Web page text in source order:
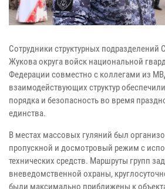
Сотрудники структурных подразделений
Жукова округа войск национальной
Федерации совместно с коллегами из
взаимодействующих структур
порядка и безопасность во время
единства.
В местах массовых гуляний был
пропускной и досмотровый режим с
технических средств. Маршруты групп
вневедомственной охраны,
были максимально приближены к